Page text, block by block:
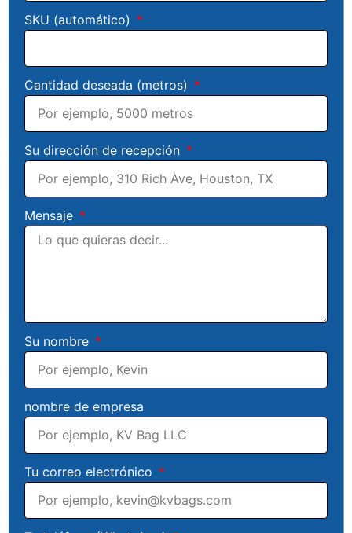
SKU (automático)
Cantidad deseada (metros)
Su dirección de recepción
Mensaje
Su nombre
nombre de empresa
Tu correo electrónico